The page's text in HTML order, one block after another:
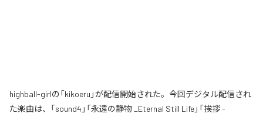
highball-girlの「kikoeru」が配信開始された。今回デジタル配信され
た楽曲は、「sound4」「永遠の静物 _Eternal Still Life」「挨拶 -